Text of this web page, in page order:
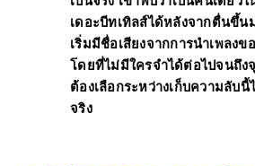
เดอะบีทเทิลส์ได้หลังจากตื่นขึ้น
เริ่มมีชื่อเสียงจากการนำเพลงข
โดยที่ไม่มีใครจำได้ต่อไปจนถึง
ต้องเลือกระหว่างเก็บความลับนี้
จริง